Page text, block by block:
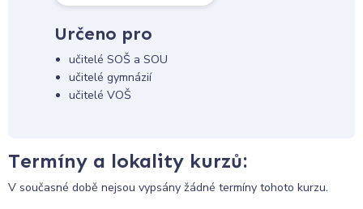
Určeno pro
učitelé SOŠ a SOU
učitelé gymnázií
učitelé VOŠ
Termíny a lokality kurzů:
V současné době nejsou vypsány žádné termíny tohoto kurzu.